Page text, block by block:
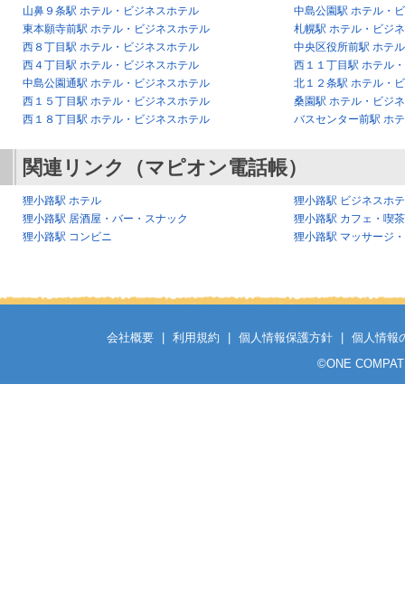
山鼻９条駅 ホテル・ビジネスホテル
中島公園駅 ホテル・
東本願寺前駅 ホテル・ビジネスホテル
札幌駅 ホテル・ビジ
西８丁目駅 ホテル・ビジネスホテル
中央区役所前駅 ホテ
西４丁目駅 ホテル・ビジネスホテル
西１１丁目駅 ホテル
中島公園通駅 ホテル・ビジネスホテル
北１２条駅 ホテル・
西１５丁目駅 ホテル・ビジネスホテル
桑園駅 ホテル・ビジ
西１８丁目駅 ホテル・ビジネスホテル
バスセンター前駅 ホ
関連リンク（マピオン電話帳）
狸小路駅 ホテル
狸小路駅 ビジネスホ
狸小路駅 居酒屋・バー・スナック
狸小路駅 カフェ・喫
狸小路駅 コンビニ
狸小路駅 マッサージ
会社概要 利用規約 個人情報保護方針
個人情報
©ONE